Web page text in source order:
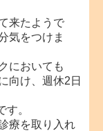
来たようで
気をつけま
においても
向け、週休2日
。
療を取り入れ